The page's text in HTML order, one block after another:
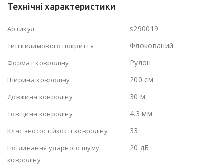
Технічні характеристики
Артикул s290019
Тип килимового покриття Флокований
Формат ковроліну Рулон
Ширина ковроліну 200 см
Довжина ковроліну 30 м
Товщина ковроліну 4.3 мм
Клас зносостійкості ковроліну 33
Поглинання ударного шуму
ковроліну
20 дБ